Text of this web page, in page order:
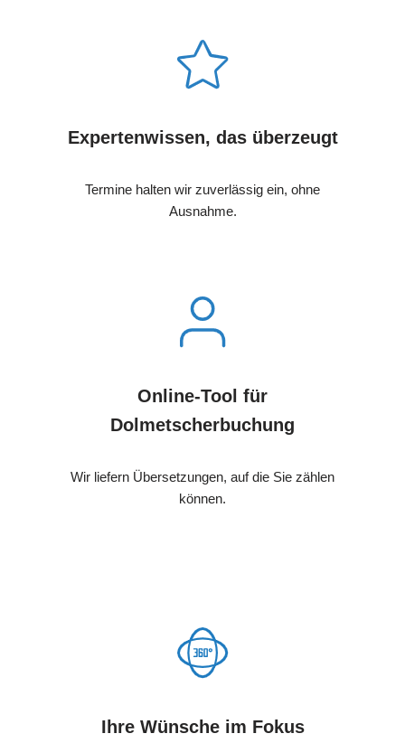
Expertenwissen, das überzeugt
Termine halten wir zuverlässig ein, ohne
Ausnahme.
Online-Tool für
Dolmetscherbuchung
Wir liefern Übersetzungen, auf die Sie zählen
können.
Ihre Wünsche im Fokus